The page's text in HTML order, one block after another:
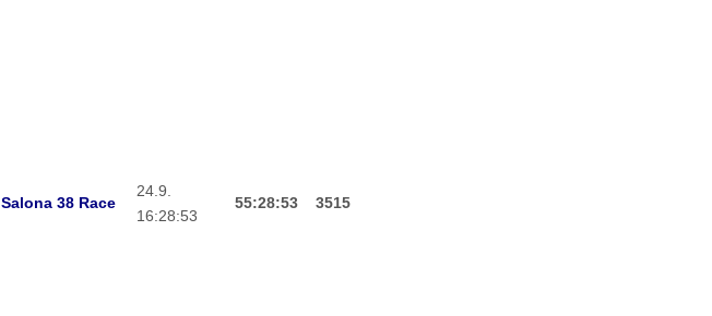
Salona 38 Race
24.9.
16:28:53
55:28:53 3515